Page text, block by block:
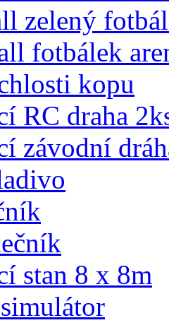
zelený
fotbálek
kopu
RC draha
závodní
stan 8 x 8m